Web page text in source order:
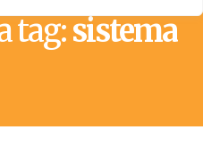
tag:sistema